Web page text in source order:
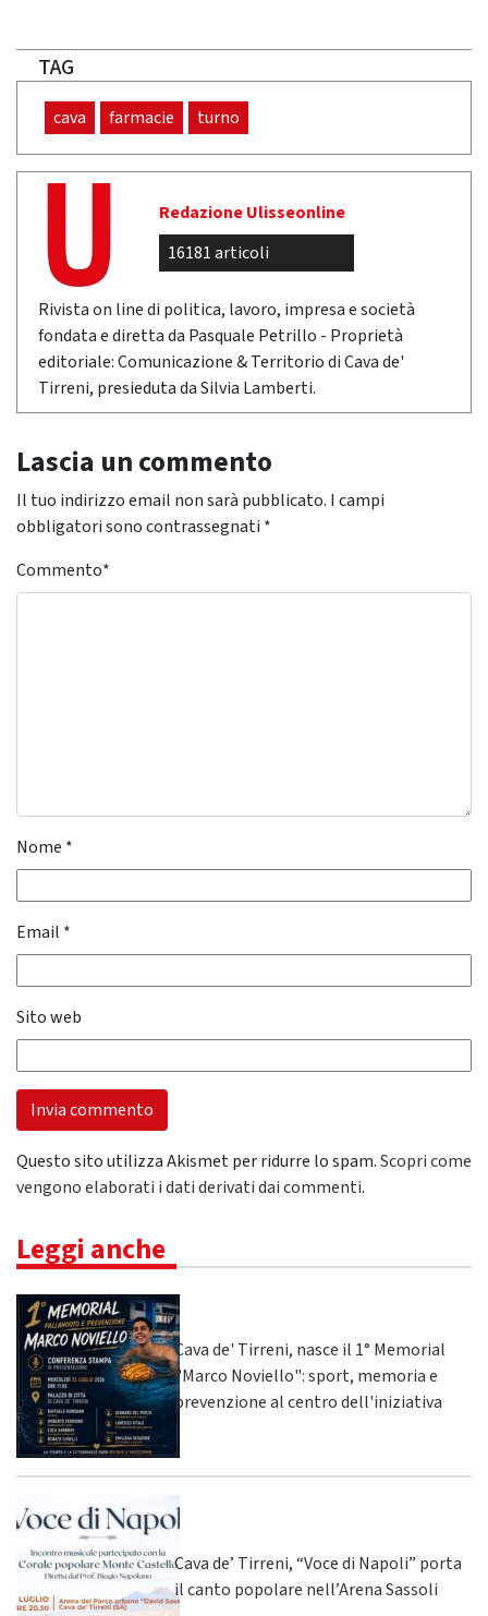
TAG
cava farmacie turno
Redazione Ulisseonline
16181 articoli
Rivista on line di politica, lavoro, impresa e società
fondata e diretta da Pasquale Petrillo - Proprietà
editoriale: Comunicazione & Territorio di Cava de'
Tirreni, presieduta da Silvia Lamberti.
Lascia un commento
Il tuo indirizzo email non sarà pubblicato. I campi
obbligatori sono contrassegnati *
Commento*
Nome *
Email *
Sito web
Questo sito utilizza Akismet per ridurre lo spam.Scopri come
vengono elaborati i dati derivati dai commenti.
Leggi anche
Cava de' Tirreni, nasce il 1° Memorial
"Marco Noviello": sport, memoria e
prevenzione al centro dell'iniziativa
Cava de’ Tirreni, “Voce di Napoli” porta
il canto popolare nell’Arena Sassoli